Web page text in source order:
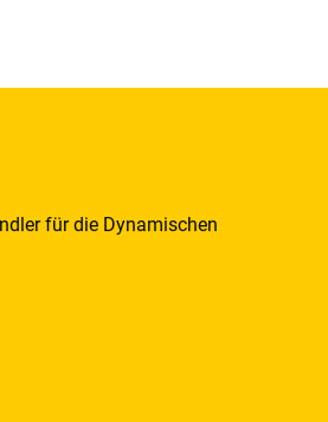
für die Dynamischen